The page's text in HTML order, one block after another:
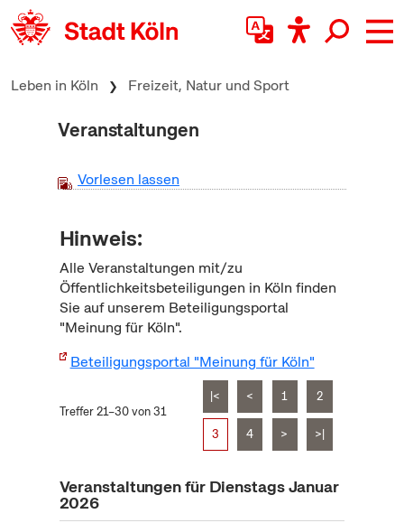
zum Inhalt springen
Leben in Köln Freizeit, Natur und Sport
Veranstaltungen
Vorlesen lassen
Hinweis:
Alle Veranstaltungen mit/zu
Öffentlichkeitsbeteiligungen in Köln finden
Sie auf unserem Beteiligungsportal
"Meinung für Köln".
Beteiligungsportal "Meinung für Köln"
Treffer 21–30 von 31
|< < 1 2
3 4 > >|
Veranstaltungen für Dienstags Januar
2026